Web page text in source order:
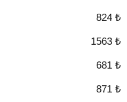
824 ₺
1563 ₺
681 ₺
871 ₺